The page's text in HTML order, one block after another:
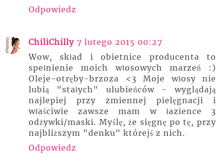
Odpowiedz
ChiliChilly 7 lutego 2015 00:27
Wow, skład i obietnice producenta to
spełnienie moich włosowych marzeń :)
Oleje-otręby-brzoza <3 Moje włosy nie
lubią "stałych" ulubieńców - wyglądają
najlepiej przy zmiennej pielęgnacji i
właściwie zawsze mam w łazience 3
odżywki/maski. Myślę, że sięgnę po tę, przy
najbliższym "denku" którejś z nich.
Odpowiedz